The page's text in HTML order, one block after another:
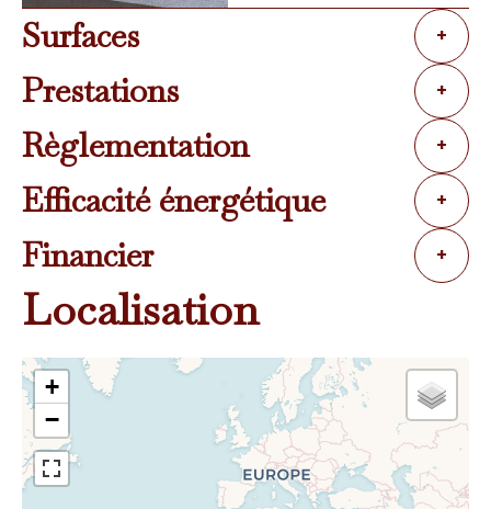
Surfaces +
Prestations +
Règlementation +
Efficacité énergétique +
Financier +
Localisation
+
−